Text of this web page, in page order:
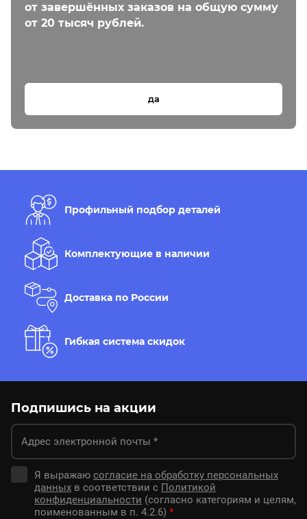
от завершённых заказов на общую сумму
от 20 тысяч рублей.
да
Профильный подбор деталей
Комплектующие в наличии
Доставка по России
Гибкая система скидок
Подпишись на акции
Я выражаю согласие на обработку персональных
данных в соответствии с Политикой
конфиденциальности (согласно категориям и целям,
поименованным в п. 4.2.6) *